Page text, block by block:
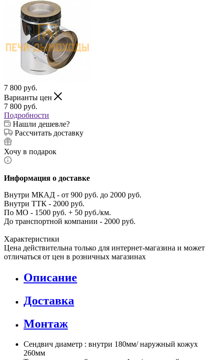
7 800 руб.
Варианты цен
7 800 руб.
Подробности
Нашли дешевле?
Рассчитать доставку
Хочу в подарок
Информация о доставке
Внутри МКАД - от 900 руб. до 2000 руб.
Внутри ТТК - 2000 руб.
По МО - 1500 руб. + 50 руб./км.
До транспортной компании - 2000 руб.
Характеристики
Цена действительна только для интернет-магазина и может
отличаться от цен в розничных магазинах
Описание
Доставка
Монтаж
Сендвич диаметр : внутри 180мм/ наружный кожух
260мм